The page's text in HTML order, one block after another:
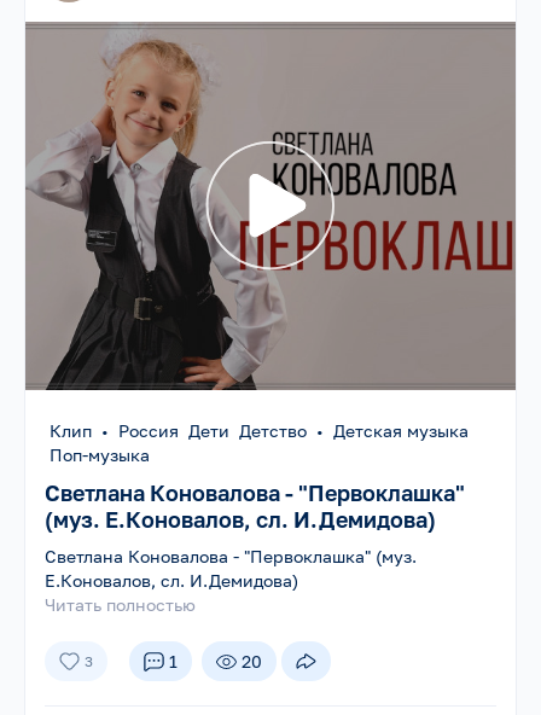
Клип • Россия Дети Детство • Детская музыка
Поп-музыка
Светлана Коновалова - "Первоклашка"
(муз. Е.Коновалов, сл. И.Демидова)
Светлана Коновалова - "Первоклашка" (муз.
Е.Коновалов, сл. И.Демидова)
Читать полностью
3 1 20